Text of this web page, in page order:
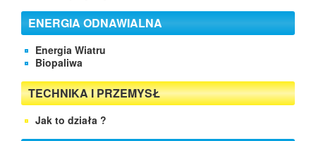
ENERGIA ODNAWIALNA
Energia Wiatru
Biopaliwa
TECHNIKA I PRZEMYSŁ
Jak to działa ?